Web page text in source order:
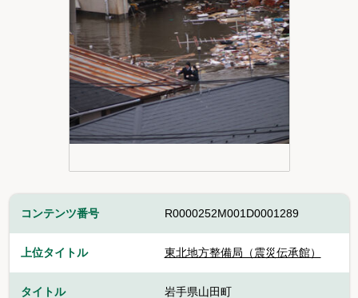
ピックアップコンテンツ
Foreign Laguage
コンテンツ番号 R0000252M001D0001289
上位タイトル 東北地方整備局（震災伝承館）
タイトル 岩手県山田町